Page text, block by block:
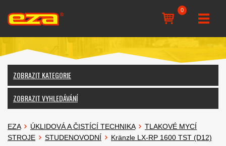
0
ZOBRAZIT KATEGORIE
ZOBRAZIT VYHLEDÁVÁNÍ
EZA ÚKLIDOVÁ A ČISTÍCÍ TECHNIKA
TLAKOVÉ MYCÍ
STROJE
STUDENOVODNÍ Kränzle LX-RP 1600 TST (D12)